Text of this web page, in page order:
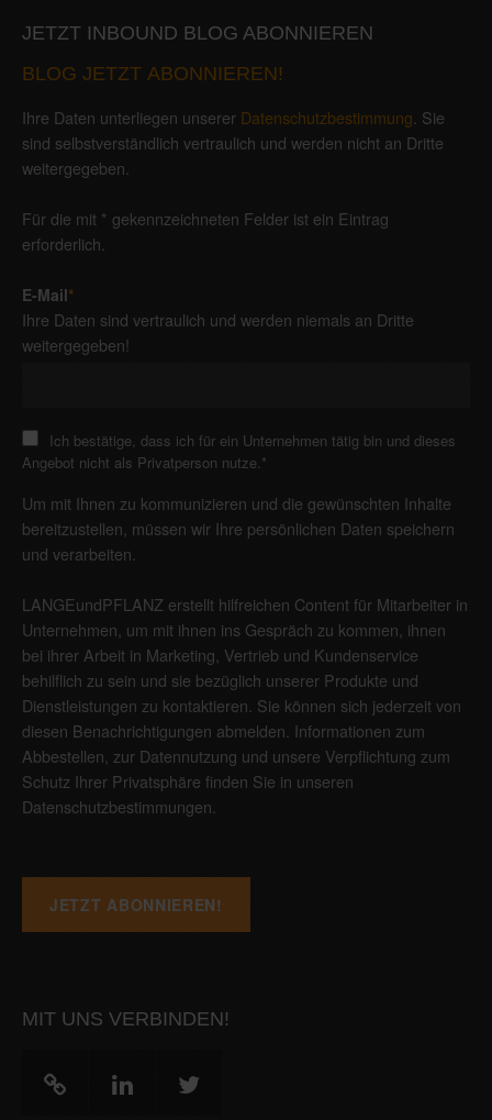
JETZT INBOUND BLOG ABONNIEREN
BLOG JETZT ABONNIEREN!
Ihre Daten unterliegen unserer Datenschutzbestimmung. Sie
sind selbstverständlich vertraulich und werden nicht an Dritte
weitergegeben.
Für die mit * gekennzeichneten Felder ist ein Eintrag
erforderlich.
E-Mail*
Ihre Daten sind vertraulich und werden niemals an Dritte
weitergegeben!
Ich bestätige, dass ich für ein Unternehmen tätig bin und dieses
Angebot nicht als Privatperson nutze.*
Um mit Ihnen zu kommunizieren und die gewünschten Inhalte
bereitzustellen, müssen wir Ihre persönlichen Daten speichern
und verarbeiten.
LANGEundPFLANZ erstellt hilfreichen Content für Mitarbeiter in
Unternehmen, um mit ihnen ins Gespräch zu kommen, ihnen
bei ihrer Arbeit in Marketing, Vertrieb und Kundenservice
behilflich zu sein und sie bezüglich unserer Produkte und
Dienstleistungen zu kontaktieren. Sie können sich jederzeit von
diesen Benachrichtigungen abmelden. Informationen zum
Abbestellen, zur Datennutzung und unsere Verpflichtung zum
Schutz Ihrer Privatsphäre finden Sie in unseren
Datenschutzbestimmungen.
MIT UNS VERBINDEN!